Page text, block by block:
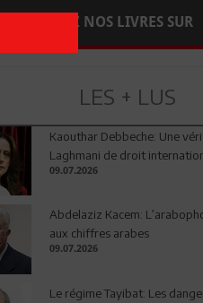
NOS LIVRES
LES + LUS
Kaouthar Debbeche: Une
Laghmani de droit
09.07.2026
Abdelaziz Kacem:
aux chiffres arabes
09.07.2026
Le régime Tayibat: Les